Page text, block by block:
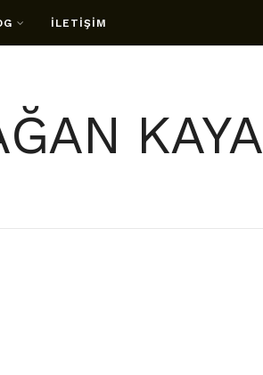
İLETİŞİM
KAYA